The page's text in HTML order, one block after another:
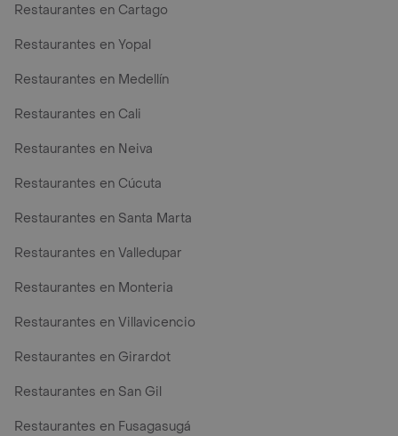
Restaurantes en Cartago
Restaurantes en Yopal
Restaurantes en Medellín
Restaurantes en Cali
Restaurantes en Neiva
Restaurantes en Cúcuta
Restaurantes en Santa Marta
Restaurantes en Valledupar
Restaurantes en Monteria
Restaurantes en Villavicencio
Restaurantes en Girardot
Restaurantes en San Gil
Restaurantes en Fusagasugá